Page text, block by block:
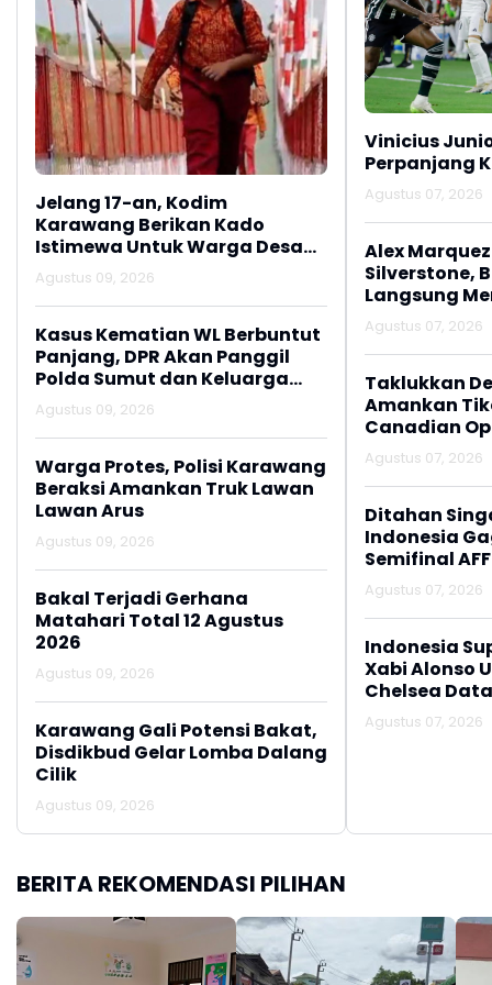
Jelang 17-an, Kodim
Karawang Berikan Kado
Istimewa Untuk Warga Desa
Kalijati Jatisari
Agustus 09, 2026
Kasus Kematian WL Berbuntut
Panjang, DPR Akan Panggil
Polda Sumut dan Keluarga
Korban
Agustus 09, 2026
Warga Protes, Polisi Karawang
Beraksi Amankan Truk Lawan
Lawan Arus
Agustus 09, 2026
Bakal Terjadi Gerhana
Matahari Total 12 Agustus
2026
Agustus 09, 2026
Karawang Gali Potensi Bakat,
Disdikbud Gelar Lomba Dalang
Cilik
Agustus 09, 2026
Vinicius
Perpanjang
Agustus 07, 2026
Alex
Silverstone,
Langsung
Agustus 07, 2026
Taklukkan
Amankan
Canadian
Agustus 07, 2026
Ditahan
Indonesia
Semifinal
Agustus 07, 2026
Indonesia
Xabi Alonso
Chelsea
Agustus 07, 2026
BERITA REKOMENDASI PILIHAN